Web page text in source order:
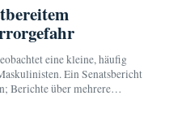
eine kleine, häufig
Ein Senatsbericht
Berichte über mehrere